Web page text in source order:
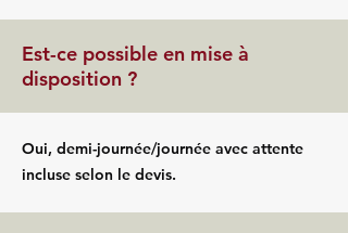
Est-ce possible en mise à
disposition ?
Oui, demi-journée/journée avec attente
incluse selon le devis.